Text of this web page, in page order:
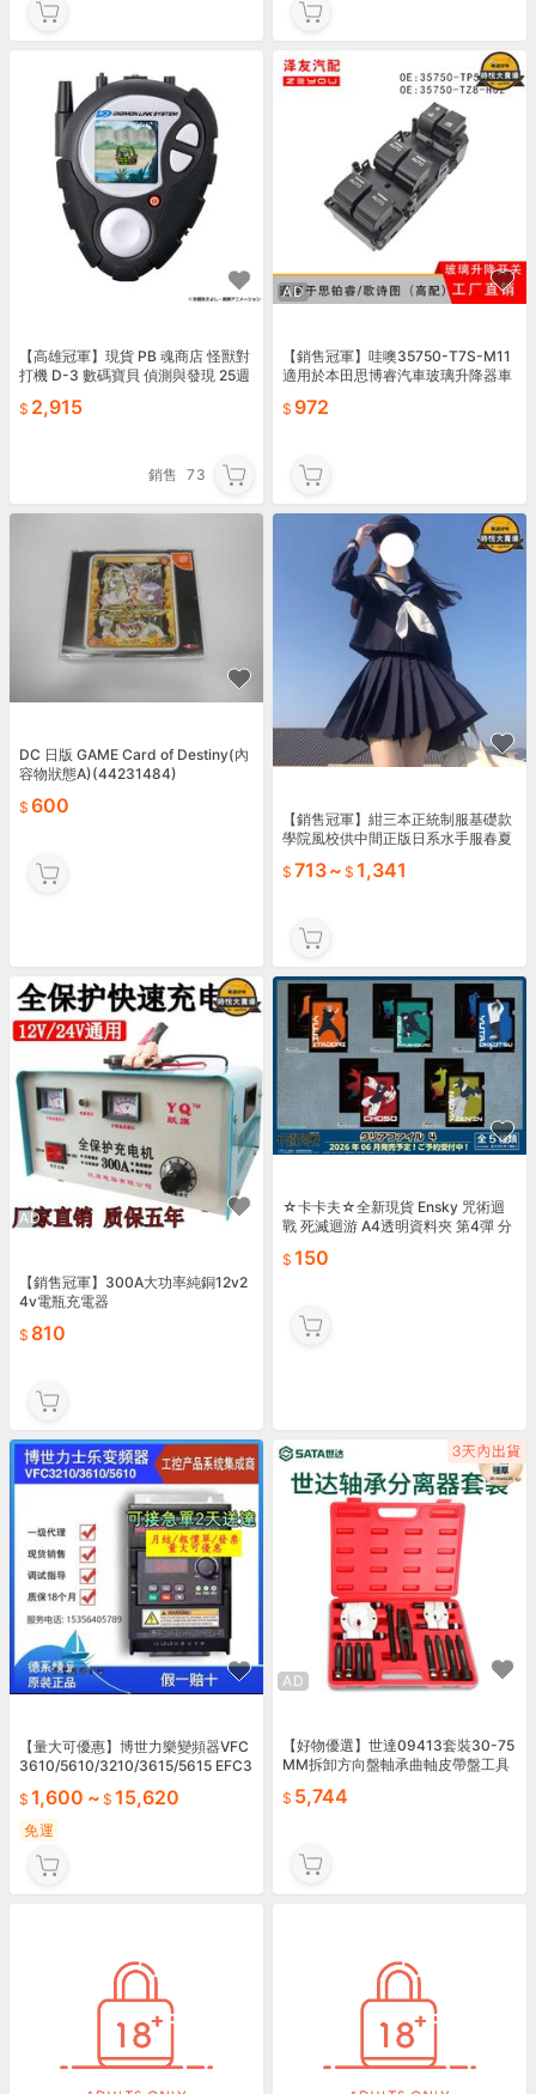
【高雄冠軍】現貨 PB 魂商店 怪獸對
打機 D-3 數碼寶貝 偵測與發現 25週
2,915
銷售 73
AD
【銷售冠軍】哇噢35750-T7S-M11
適用於本田思博睿汽車玻璃升降器車
972
DC 日版 GAME Card of Destiny(內
容物狀態A)(44231484)
600
【銷售冠軍】紺三本正統制服基礎款
學院風校供中間正版日系水手服春夏
713~ 1,341
AD
【銷售冠軍】300A大功率純銅12v2
4v電瓶充電器
810
☆卡卡夫☆全新現貨 Ensky 咒術迴
戰 死滅迴游 A4透明資料夾 第4彈 分
150
【量大可優惠】博世力樂變頻器VFC
3610/5610/3210/3615/5615 EFC3
1,600 ~ 15,620
免運
AD
【好物優選】世達09413套裝30-75
MM拆卸方向盤軸承曲軸皮帶盤工具
5,744